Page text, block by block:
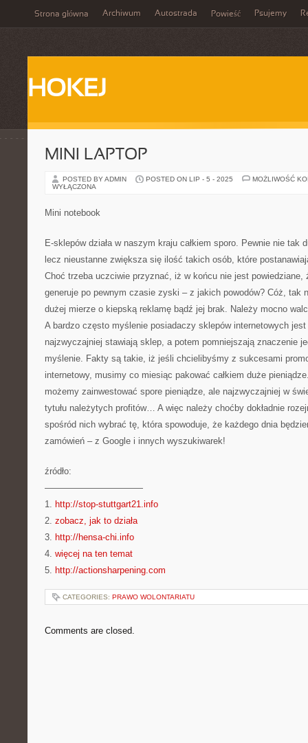
Strona główna Archiwum Autostrada Powieść Psujemy
HOKEJ
MINI LAPTOP
POSTED BY ADMIN POSTED ON LIP - 5 - 2025
MOŻLIWOŚĆ
WYŁĄCZONA
Mini notebook
E-sklepów działa w naszym kraju całkiem sporo. Pewnie nie tak
lecz nieustanne zwiększa się ilość takich osób, które
Choć trzeba uczciwie przyznać, iż w końcu nie jest powiedziane,
generuje po pewnym czasie zyski – z jakich powodów? Cóż, tak
dużej mierze o kiepską reklamę bądź jej brak. Należy mocno
A bardzo często myślenie posiadaczy sklepów internetowych jest
najzwyczajniej stawiają sklep, a potem pomniejszają znaczenie
myślenie. Fakty są takie, iż jeśli chcielibyśmy z sukcesami
internetowy, musimy co miesiąc pakować całkiem duże
możemy zainwestować spore pieniądze, ale najzwyczajniej w
tytułu należytych profitów… A więc należy choćby dokładnie
spośród nich wybrać tę, która spowoduje, że każdego dnia
zamówień – z Google i innych wyszukiwarek!
źródło:
———————————
1. http://stop-stuttgart21.info
2. zobacz, jak to działa
3. http://hensa-chi.info
4. więcej na ten temat
5. http://actionsharpening.com
CATEGORIES: PRAWO WOLONTARIATU
Comments are closed.